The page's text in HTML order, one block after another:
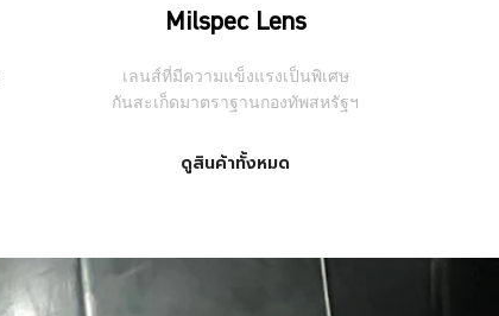
Milspec Lens
เลนส์ที่มีความแข็งแรงเป็นพิเศษ
กันสะเก็ดมาตราฐานกองทัพสหรัฐฯ
ดูสินค้าทั้งหมด